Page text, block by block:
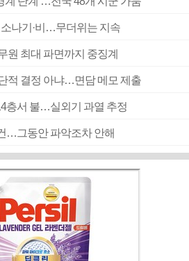
소나기·비…무더위는 지속
원 최대 파면까지 중징계
적 결정 아냐…면담 메모 제출
층서 불…실외기 과열 추정
…그동안 파악조차 안해